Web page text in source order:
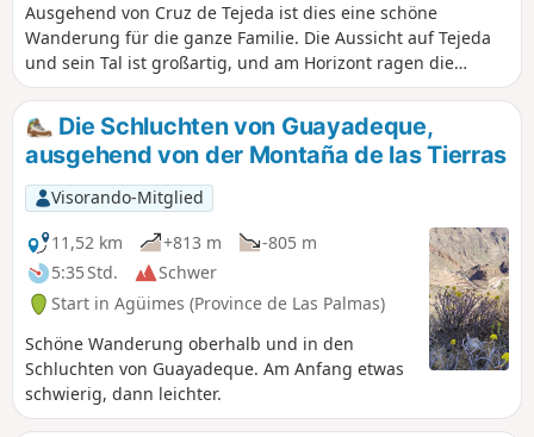
Ausgehend von Cruz de Tejeda ist dies eine schöne
Wanderung für die ganze Familie. Die Aussicht auf Tejeda
und sein Tal ist großartig, und am Horizont ragen die
markanten Gipfel des Roque Nubio und des Roque
Bentayga empor.
Die Schluchten von Guayadeque,
ausgehend von der Montaña de las Tierras
Visorando-Mitglied
11,52 km
+813 m
-805 m
5:35 Std.
Schwer
Start in Agüimes (Province de Las Palmas)
Schöne Wanderung oberhalb und in den
Schluchten von Guayadeque. Am Anfang etwas
schwierig, dann leichter.